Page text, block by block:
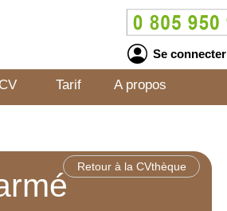
Se connecter
Tarif A propos
Retour à la CVthèque